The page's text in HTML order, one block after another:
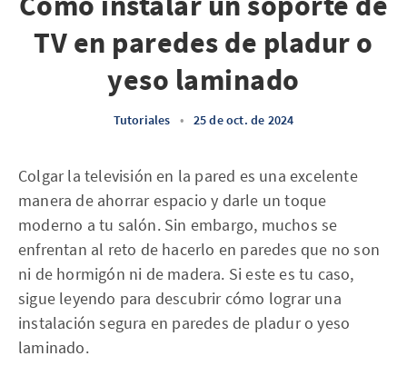
TV en paredes de pladur o
yeso laminado
Tutoriales • 25 de oct. de 2024
Colgar la televisión en la pared es una excelente
manera de ahorrar espacio y darle un toque
moderno a tu salón. Sin embargo, muchos se
enfrentan al reto de hacerlo en paredes que no son
ni de hormigón ni de madera. Si este es tu caso,
sigue leyendo para descubrir cómo lograr una
instalación segura en paredes de pladur o yeso
laminado.